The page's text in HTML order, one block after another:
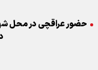
حضور عراقچی در محل